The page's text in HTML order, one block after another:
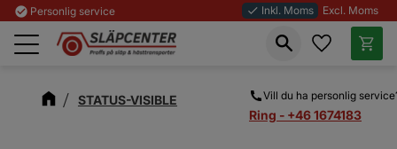
Meny
check_circle Personlig service done Inkl. Moms Excl. Moms
Vill du ha personlig
Ring - +46 1674183
Favoriter
STATUS-VISIBLE